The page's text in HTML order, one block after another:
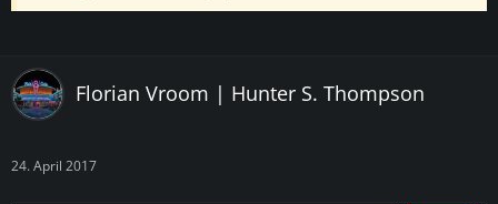
Florian Vroom | Hunter S. Thompson
24. April 2017